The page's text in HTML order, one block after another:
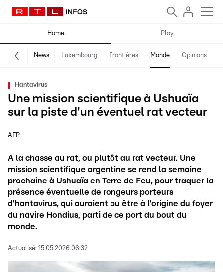
Home Play
News Luxembourg Frontières Monde Opinions
Hantavirus
Une mission scientifique à Ushuaïa
sur la piste d'un éventuel rat vecteur
AFP
A la chasse au rat, ou plutôt au rat vecteur. Une
mission scientifique argentine se rend la semaine
prochaine à Ushuaïa en Terre de Feu, pour traquer la
présence éventuelle de rongeurs porteurs
d'hantavirus, qui auraient pu être à l'origine du foyer
du navire Hondius, parti de ce port du bout du
monde.
Actualisé: 15.05.2026 06:32